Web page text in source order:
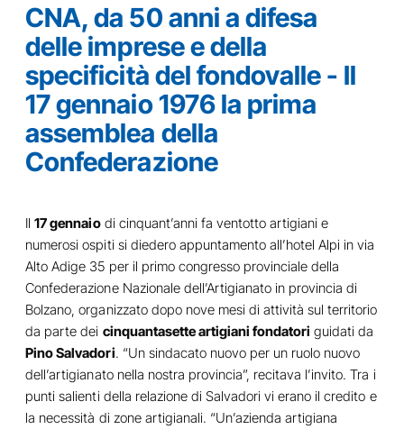
CNA, da 50 anni a difesa
delle imprese e della
specificità del fondovalle - Il
17 gennaio 1976 la prima
assemblea della
Confederazione
Il17 gennaiodi cinquant’anni fa ventotto artigiani e
numerosi ospiti si diedero appuntamento all’hotel Alpi in via
Alto Adige 35 per il primo congresso provinciale della
Confederazione Nazionale dell’Artigianato in provincia di
Bolzano, organizzato dopo nove mesi di attività sul territorio
da parte dei cinquantasette artigiani fondatori guidati da
Pino Salvadori. “Un sindacato nuovo per un ruolo nuovo
dell’artigianato nella nostra provincia”, recitava l’invito. Tra i
punti salienti della relazione di Salvadori vi erano il credito e
la necessità di zone artigianali. “Un’azienda artigiana